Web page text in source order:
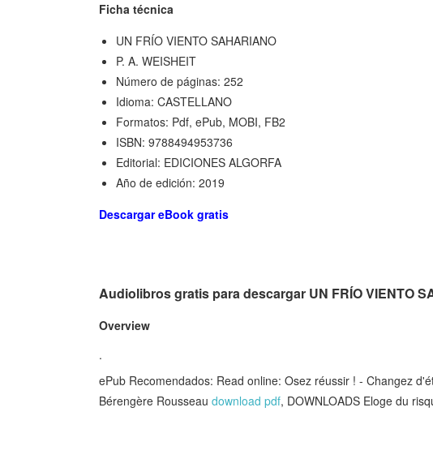
Ficha técnica
UN FRÍO VIENTO SAHARIANO
P. A. WEISHEIT
Número de páginas: 252
Idioma: CASTELLANO
Formatos: Pdf, ePub, MOBI, FB2
ISBN: 9788494953736
Editorial: EDICIONES ALGORFA
Año de edición: 2019
Descargar eBook gratis
Audiolibros gratis para descargar UN FRÍO VIENTO
Overview
.
ePub Recomendados: Read online: Osez réussir ! - Changez
Bérengère Rousseau download pdf, DOWNLOADS Eloge du